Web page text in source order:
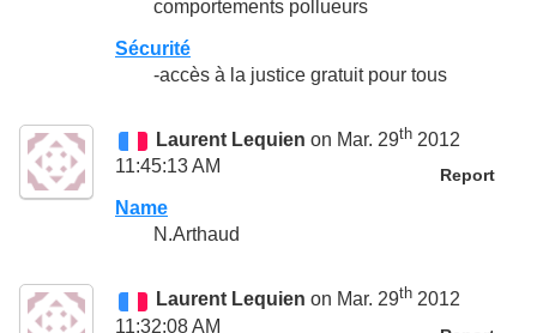
comportements pollueurs
Sécurité
-accès à la justice gratuit pour tous
Laurent Lequien on Mar. 29th 2012
11:45:13 AM
Report
Name
N.Arthaud
Laurent Lequien on Mar. 29th 2012
11:32:08 AM